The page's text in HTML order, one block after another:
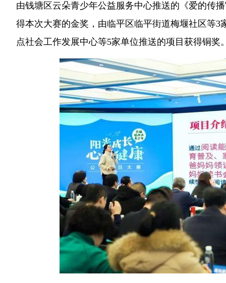
由钱塘区云朵青少年公益服务中心推送的《爱的
得本次大赛的金奖，由临平区临平街道梅堰社区等
点社会工作发展中心等5家单位推送的项目获得铜奖